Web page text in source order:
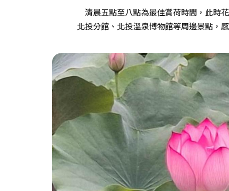
清晨五點至八點為最佳賞荷時間，此時
北投分館、北投溫泉博物館等周邊景點，